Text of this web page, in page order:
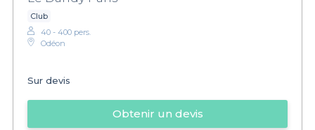
Club
40 - 400 pers.
Odéon
Sur devis
Obtenir un devis